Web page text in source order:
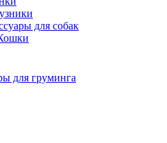
для собак
для груминга